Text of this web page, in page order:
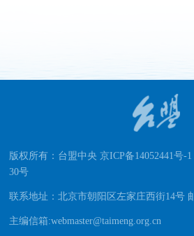
版权所有：台盟中央 京ICP备14052441号-
30号
联系地址：北京市朝阳区左家庄西街14号
主编信箱:webmaster@taimeng.org.cn